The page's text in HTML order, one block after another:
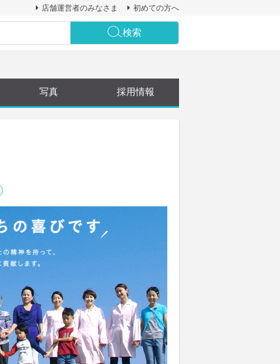
店舗運営者のみなさま 初めての方へ
検索
写真 採用情報